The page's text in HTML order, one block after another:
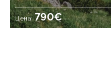
Цена:790€